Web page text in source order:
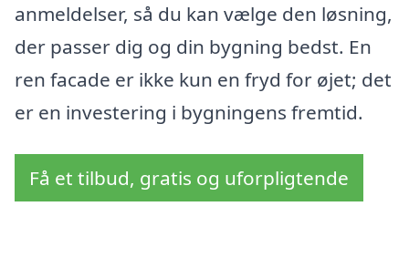
anmeldelser, så du kan vælge den løsning,
der passer dig og din bygning bedst. En
ren facade er ikke kun en fryd for øjet; det
er en investering i bygningens fremtid.
Få et tilbud, gratis og uforpligtende